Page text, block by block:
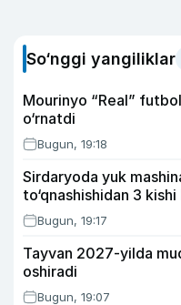
So‘nggi yangiliklar
Mourinyo “Real”
o‘rnatdi
Bugun, 19:18
Sirdaryoda yuk
to‘qnashishidan 3 kishi
Bugun, 19:17
Tayvan 2027-yilda
oshiradi
Bugun, 19:07